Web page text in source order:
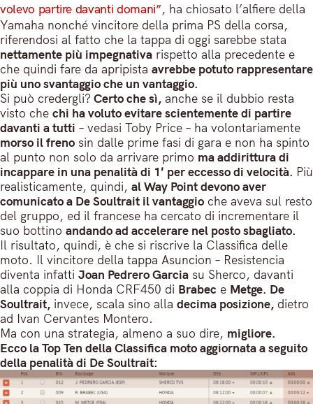
volevo partire davanti domani”, ha chiosato l’alfiere della
Yamaha nonché vincitore della prima PS della corsa,
riferendosi al fatto che la tappa di oggi sarebbe stata
nettamente più impegnativa rispetto alla precedente e
che quindi fare da apripista avrebbe potuto rappresentare
più uno svantaggio che un vantaggio.
Si può credergli? Certo che sì, anche se il dubbio resta
visto che chi ha voluto evitare scientemente di partire
davanti a tutti – vedasi Toby Price – ha volontariamente
morso il freno sin dalle prime fasi di gara e non ha spinto
al punto non solo da arrivare primo ma addirittura di
incappare in una penalità di 1′ per eccesso di velocità. Più
realisticamente, quindi, al Way Point devono aver
comunicato a De Soultrait il vantaggio che aveva sul resto
del gruppo, ed il francese ha cercato di incrementare il
suo bottino andando ad accelerare nel posto sbagliato.
Il risultato, quindi, è che si riscrive la Classifica delle
moto. Il vincitore della tappa Asuncion – Resistencia
diventa infatti Joan Pedrero Garcia su Sherco, davanti
alla coppia di Honda CRF450 di Brabec e Metge. De
Soultrait, invece, scala sino alla decima posizione, dietro
ad Ivan Cervantes Montero.
Ma con una strategia, almeno a suo dire, migliore.
Ecco la Top Ten della Classifica moto aggiornata a seguito
della penalità di De Soultrait: